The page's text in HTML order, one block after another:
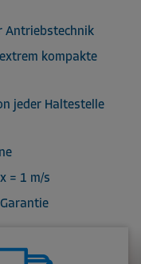
Antriebstechnik
kompakte
jeder Haltestelle
= 1 m/s